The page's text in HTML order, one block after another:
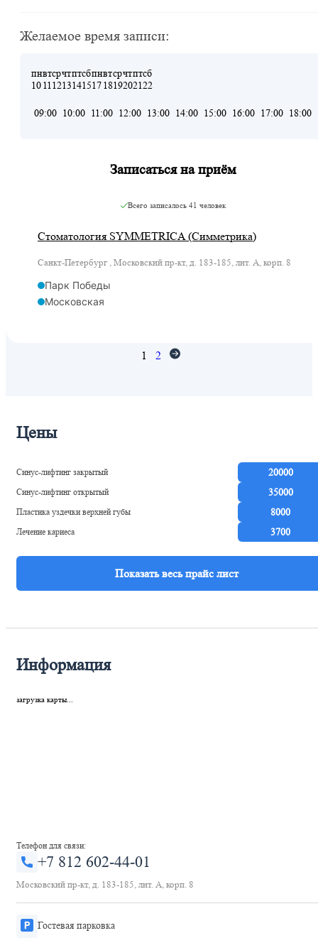
Желаемое время записи:
пн
10
вт
11
ср
12
чт
13
пт
14
сб
15
пн
17
вт
18
ср
19
чт
20
пт
21
сб
22
09:00 10:00 11:00 12:00 13:00 14:00 15:00 16:00 17:00 18:00
Записаться на приём
Всего записалось 41 человек
Стоматология SYMMETRICA (Симметрика)
Санкт-Петербург , Московский пр-кт, д. 183-185, лит. А, корп. 8
Парк Победы
Московская
1 2
Цены
Синус-лифтинг закрытый 20000
Синус-лифтинг открытый 35000
Пластика уздечки верхней губы 8000
Лечение кариеса 3700
Информация
загрузка карты...
Телефон для связи:
+7 812 602-44-01
Московский пр-кт, д. 183-185, лит. А, корп. 8
Гостевая парковка